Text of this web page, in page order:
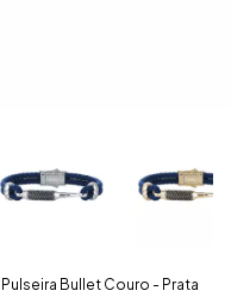
Pulseira Bullet Couro - Prata